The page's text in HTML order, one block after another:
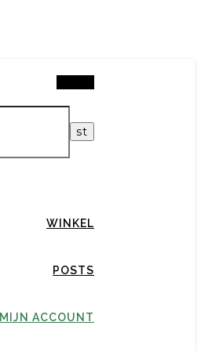
WINKEL
POSTS
MIJN ACCOUNT